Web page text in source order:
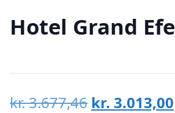
Hotel Grand Efe
kr.3.677,46 Den
kr. 3.013,00